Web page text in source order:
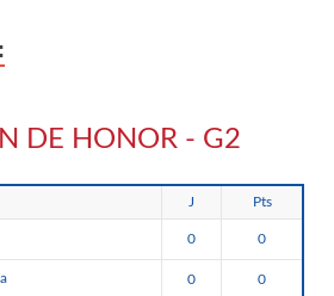
DE HONOR - G2
J Pts
0 0
0 0